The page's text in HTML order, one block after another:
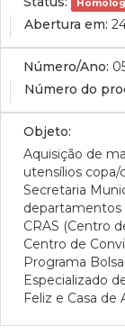
Abertura em:
Número/Ano:
Número do
Objeto:
Aquisição de
utensílios
Secretaria
departamentos
CRAS (Centro
Centro de
Programa
Especializado
Feliz e Casa de